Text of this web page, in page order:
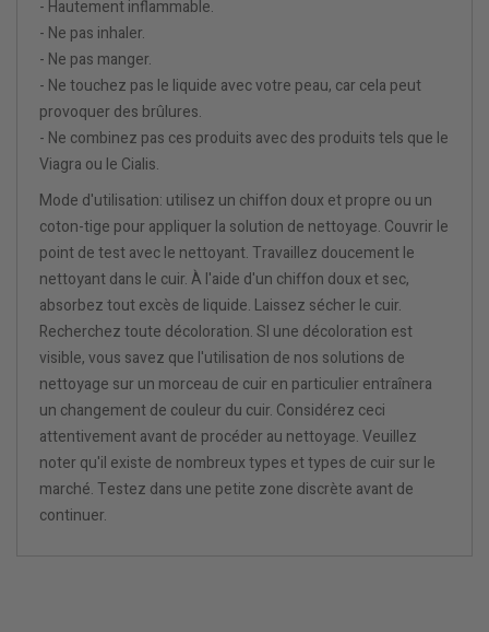
- Hautement inflammable.
- Ne pas inhaler.
- Ne pas manger.
- Ne touchez pas le liquide avec votre peau, car cela peut
provoquer des brûlures.
- Ne combinez pas ces produits avec des produits tels que le
Viagra ou le Cialis.
Mode d'utilisation: utilisez un chiffon doux et propre ou un
coton-tige pour appliquer la solution de nettoyage. Couvrir le
point de test avec le nettoyant. Travaillez doucement le
nettoyant dans le cuir. À l'aide d'un chiffon doux et sec,
absorbez tout excès de liquide. Laissez sécher le cuir.
Recherchez toute décoloration. SI une décoloration est
visible, vous savez que l'utilisation de nos solutions de
nettoyage sur un morceau de cuir en particulier entraînera
un changement de couleur du cuir. Considérez ceci
attentivement avant de procéder au nettoyage. Veuillez
noter qu'il existe de nombreux types et types de cuir sur le
marché. Testez dans une petite zone discrète avant de
continuer.